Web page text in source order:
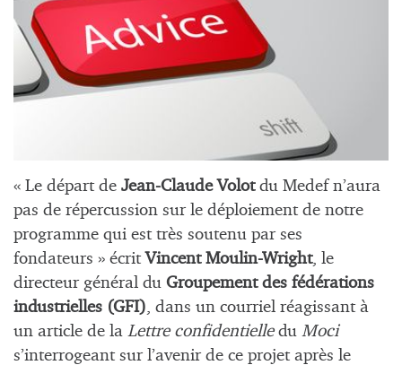
« Le départ de Jean-Claude Volot du Medef n’aura
pas de répercussion sur le déploiement de notre
programme qui est très soutenu par ses
fondateurs » écritVincent Moulin-Wright, le
directeur général du Groupement des fédérations
industrielles (GFI) , dans un courriel réagissant à
un article de la Lettre confidentielledu Moci
s’interrogeant sur l’avenir de ce projet après le